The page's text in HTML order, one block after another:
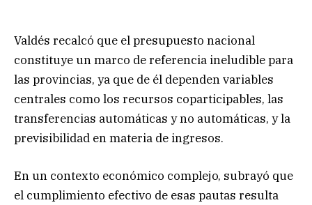
Valdés recalcó que el presupuesto nacional
constituye un marco de referencia ineludible para
las provincias, ya que de él dependen variables
centrales como los recursos coparticipables, las
transferencias automáticas y no automáticas, y la
previsibilidad en materia de ingresos.
En un contexto económico complejo, subrayó que
el cumplimiento efectivo de esas pautas resulta